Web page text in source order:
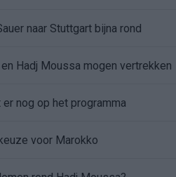
naar Stuttgart bijna rond
Hadj Moussa mogen vertrekken
nog op het programma
voor Marokko